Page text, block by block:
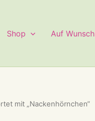
Shop Auf Wunsch
mit „Nackenhörnchen“